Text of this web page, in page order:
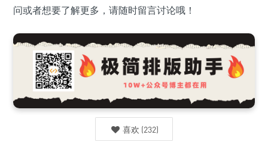
问或者想要了解更多，请随时留言讨论哦！
喜欢 (232)